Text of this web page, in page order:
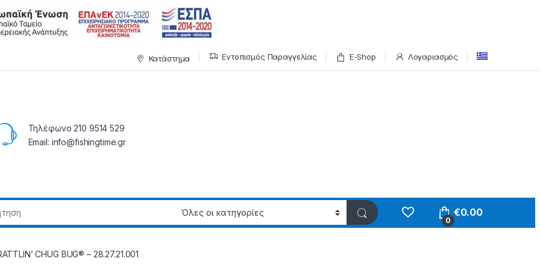
Κατάστημα Εντοπισμός Παραγγελίας E-Shop Λογαριασμός
Τηλέφωνο 210 9514 529
Email: info@fishingtime.gr
0
€0.00
CHUG BUG® – 28.27.21.001